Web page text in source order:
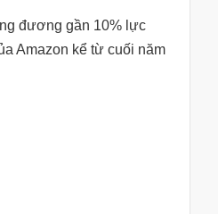
đương gần 10% lực
Amazon kể từ cuối năm